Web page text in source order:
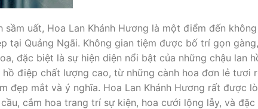
uất, Hoa Lan Khánh Hương là một điểm đến
tại Quảng Ngãi. Không gian tiệm được bố trí gọn
đặc biệt là sự hiện diện nổi bật của những chậu lan
điệp chất lượng cao, từ những cành hoa đơn lẻ tươi
đẹp mắt và ý nghĩa. Hoa Lan Khánh Hương rất được
cắm hoa trang trí sự kiện, hoa cưới lộng lẫy, và